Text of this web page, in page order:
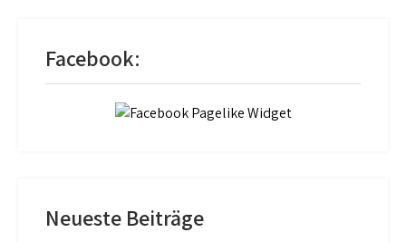
Facebook:
Neueste Beiträge